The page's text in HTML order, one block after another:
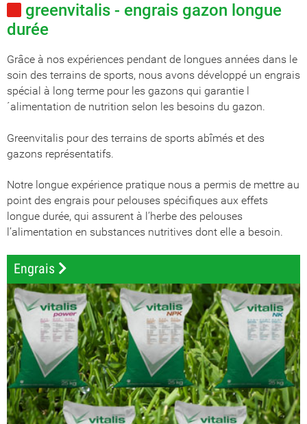
greenvitalis - engrais gazon longue
durée
Grâce à nos expériences pendant de longues années dans le
soin des terrains de sports, nous avons développé un engrais
spécial à long terme pour les gazons qui garantie l
´alimentation de nutrition selon les besoins du gazon.
Greenvitalis pour des terrains de sports abîmés et des
gazons représentatifs.
Notre longue expérience pratique nous a permis de mettre au
point des engrais pour pelouses spécifiques aux effets
longue durée, qui assurent à l’herbe des pelouses
l’alimentation en substances nutritives dont elle a besoin.
Engrais